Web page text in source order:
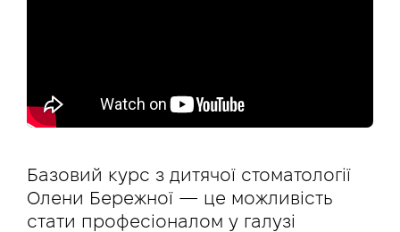
Базовий курс з дитячої стоматології
Олени Бережної — це можливість
стати професіоналом у галузі